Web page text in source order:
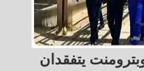
يتفقدان